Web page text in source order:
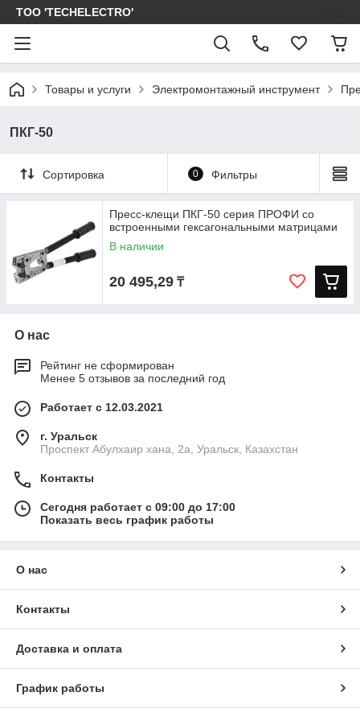
ТОО 'TECHELECTRO'
Товары и услуги Электромонтажный инструмент
ПКГ-50
Сортировка 0 Фильтры
Пресс-клещи ПКГ-50 серия ПРОФИ со
встроенными гексагональными матрицами
В наличии
20 495,29 ₸
О нас
Рейтинг не сформирован
Менее 5 отзывов за последний год
Работает с 12.03.2021
г. Уральск
Проспект Абулхаир хана, 2а, Уральск, Казахстан
Контакты
Сегодня работает с 09:00 до 17:00
Показать весь график работы
О нас
Контакты
Доставка и оплата
График работы